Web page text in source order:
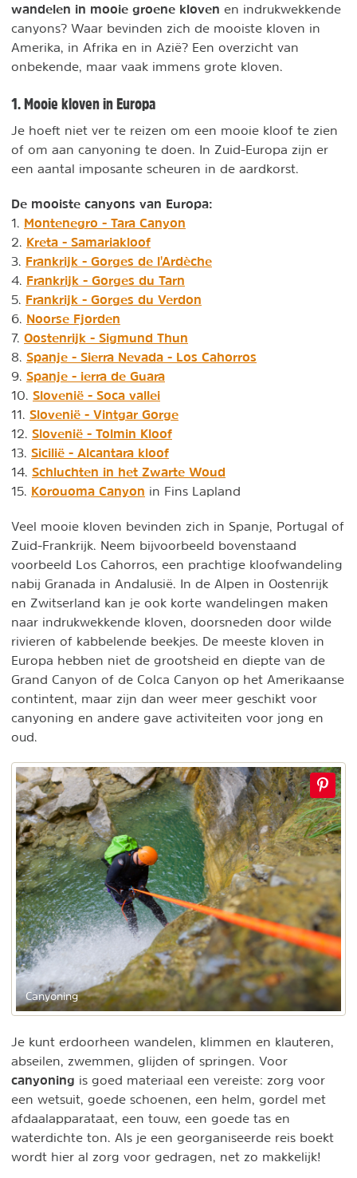
wandelen in mooie groene kloven en indrukwekkende
canyons? Waar bevinden zich de mooiste kloven in
Amerika, in Afrika en in Azië? Een overzicht van
onbekende, maar vaak immens grote kloven.
1. Mooie kloven in Europa
Je hoeft niet ver te reizen om een mooie kloof te zien
of om aan canyoning te doen. In Zuid-Europa zijn er
een aantal imposante scheuren in de aardkorst.
De mooiste canyons van Europa:
1. Montenegro - Tara Canyon
2. Kreta - Samariakloof
3. Frankrijk - Gorges de l'Ardèche
4. Frankrijk - Gorges du Tarn
5. Frankrijk - Gorges du Verdon
6. Noorse Fjorden
7. Oostenrijk - Sigmund Thun
8. Spanje - Sierra Nevada - Los Cahorros
9. Spanje - ierra de Guara
10. Slovenië - Soca vallei
11. Slovenië - Vintgar Gorge
12. Slovenië - Tolmin Kloof
13. Sicilië - Alcantara kloof
14. Schluchten in het Zwarte Woud
15. Korouoma Canyon in Fins Lapland
Veel mooie kloven bevinden zich in Spanje, Portugal of
Zuid-Frankrijk. Neem bijvoorbeeld bovenstaand
voorbeeld Los Cahorros, een prachtige kloofwandeling
nabij Granada in Andalusië. In de Alpen in Oostenrijk
en Zwitserland kan je ook korte wandelingen maken
naar indrukwekkende kloven, doorsneden door wilde
rivieren of kabbelende beekjes. De meeste kloven in
Europa hebben niet de grootsheid en diepte van de
Grand Canyon of de Colca Canyon op het Amerikaanse
contintent, maar zijn dan weer meer geschikt voor
canyoning en andere gave activiteiten voor jong en
oud.
Canyoning
Je kunt erdoorheen wandelen, klimmen en klauteren,
abseilen, zwemmen, glijden of springen. Voor
canyoning is goed materiaal een vereiste: zorg voor
een wetsuit, goede schoenen, een helm, gordel met
afdaalapparataat, een touw, een goede tas en
waterdichte ton. Als je een georganiseerde reis boekt
wordt hier al zorg voor gedragen, net zo makkelijk!